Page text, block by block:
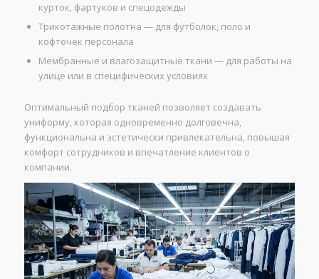
курток, фартуков и спецодежды
Трикотажные полотна — для футболок, поло и
кофточек персонала
Мембранные и влагозащитные ткани — для работы на
улице или в специфических условиях
Оптимальный подбор тканей позволяет создавать
униформу, которая одновременно долговечна,
функциональна и эстетически привлекательна, повышая
комфорт сотрудников и впечатление клиентов о
компании.